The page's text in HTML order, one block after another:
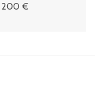
200 €